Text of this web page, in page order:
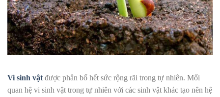
Vi sinh vật được phân bố hết sức rộng rãi trong tự nhiên. Mối
quan hệ vi sinh vật trong tự nhiên với các sinh vật khác tạo nên hệ